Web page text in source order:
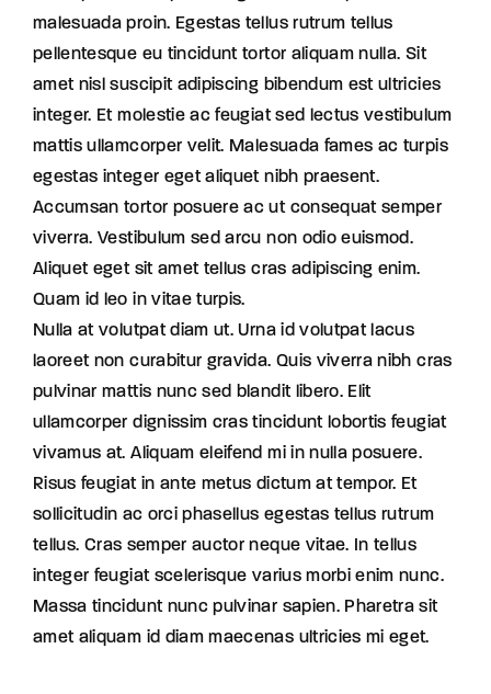
malesuada proin. Egestas tellus rutrum tellus
pellentesque eu tincidunt tortor aliquam nulla. Sit
amet nisl suscipit adipiscing bibendum est ultricies
integer. Et molestie ac feugiat sed lectus vestibulum
mattis ullamcorper velit. Malesuada fames ac turpis
egestas integer eget aliquet nibh praesent.
Accumsan tortor posuere ac ut consequat semper
viverra. Vestibulum sed arcu non odio euismod.
Aliquet eget sit amet tellus cras adipiscing enim.
Quam id leo in vitae turpis.
Nulla at volutpat diam ut. Urna id volutpat lacus
laoreet non curabitur gravida. Quis viverra nibh cras
pulvinar mattis nunc sed blandit libero. Elit
ullamcorper dignissim cras tincidunt lobortis feugiat
vivamus at. Aliquam eleifend mi in nulla posuere.
Risus feugiat in ante metus dictum at tempor. Et
sollicitudin ac orci phasellus egestas tellus rutrum
tellus. Cras semper auctor neque vitae. In tellus
integer feugiat scelerisque varius morbi enim nunc.
Massa tincidunt nunc pulvinar sapien. Pharetra sit
amet aliquam id diam maecenas ultricies mi eget.